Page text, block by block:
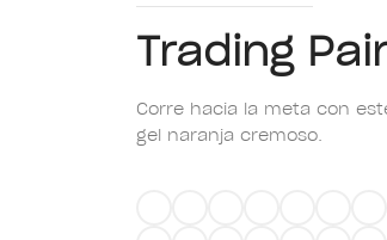
Trading
Corre hacia la meta con
gel naranja cremoso.